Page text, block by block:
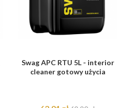
Swag APC RTU 5L - interior
cleaner gotowy użycia